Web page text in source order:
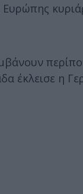
έκλεισε η